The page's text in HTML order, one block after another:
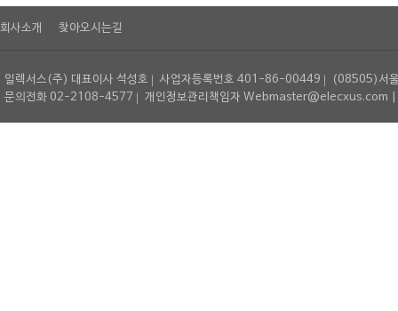
회사소개 찾아오시는길
일렉서스(주) 대표이사 석성호 사업자등록번호 401-86-00449
(08505)서
문의전화 02-2108-4577
개인정보관리책임자